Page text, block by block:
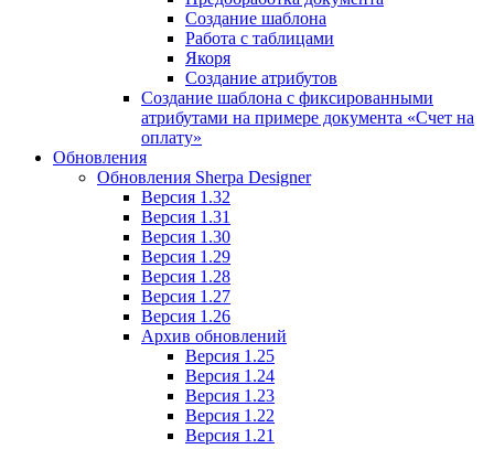
Создание шаблона
Работа с таблицами
Якоря
Создание атрибутов
Создание шаблона c фиксированными
атрибутами на примере документа «Счет на
оплату»
Обновления
Обновления Sherpa Designer
Версия 1.32
Версия 1.31
Версия 1.30
Версия 1.29
Версия 1.28
Версия 1.27
Версия 1.26
Архив обновлений
Версия 1.25
Версия 1.24
Версия 1.23
Версия 1.22
Версия 1.21